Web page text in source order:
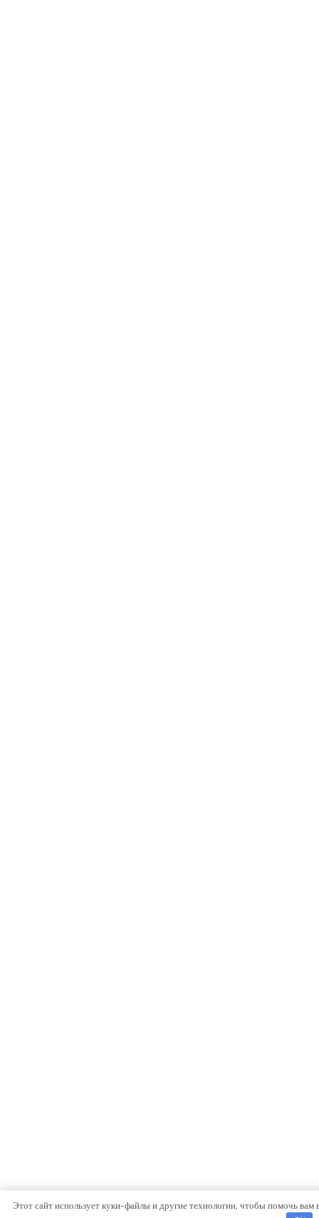
Этот сайт использует куки-файлы и другие технологии, чтобы помочь вам